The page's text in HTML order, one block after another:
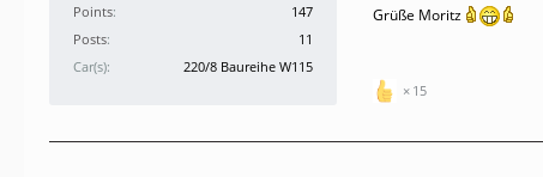
Points
147
Posts
11
Car(s)
220/8 Baureihe W115
Grüße Moritz
15